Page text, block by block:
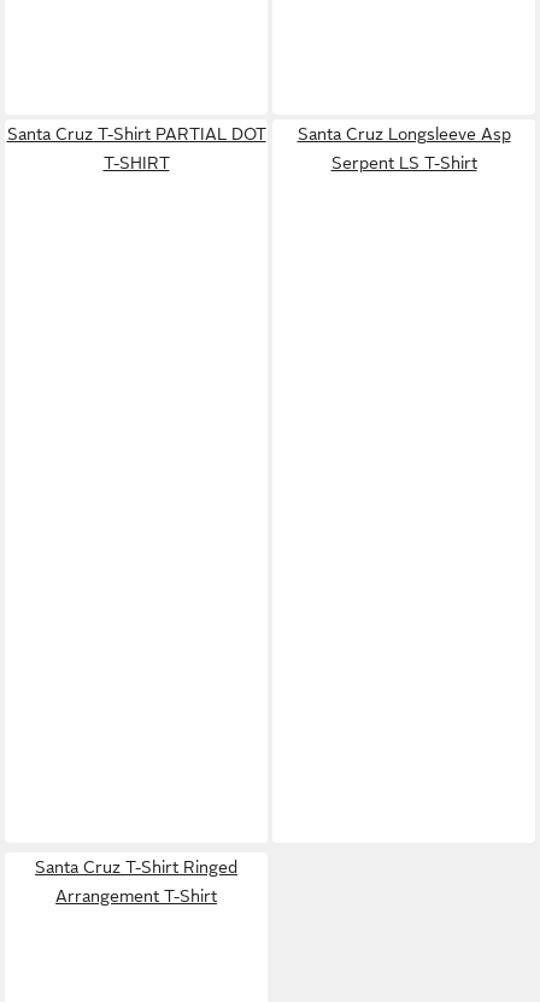
Santa Cruz T-Shirt PARTIAL DOT
T-SHIRT
Santa Cruz Longsleeve Asp
Serpent LS T-Shirt
Santa Cruz T-Shirt Ringed
Arrangement T-Shirt